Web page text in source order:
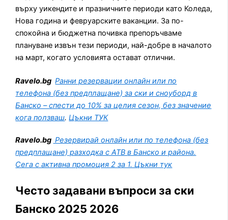
върху уикендите и празничните периоди като Коледа,
Нова година и февруарските ваканции. За по-
спокойна и бюджетна почивка препоръчваме
плануване извън тези периоди, най-добре в началото
на март, когато условията остават отлични.
Ravelo.bg Ранни резервации онлайн или по
телефона (без предплащане) за ски и сноуборд в
Банско – спести до 10% за целия сезон, без значение
кога ползваш.Цъкни ТУК
Ravelo.bg Резервирайонлайн или по телефона (без
предплащане) разходка с АТВв Банско и района.
Сега с активна промоция 2 за 1. Цъкни тук
Често задавани въпроси за ски
Банско 2025 2026